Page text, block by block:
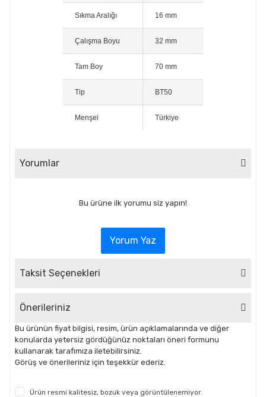
Sıkma Aralığı 16 mm
Çalışma Boyu 32 mm
Tam Boy 70 mm
Tip BT50
Menşei Türkiye
Yorumlar
Bu ürüne ilk yorumu siz yapın!
Yorum Yaz
Taksit Seçenekleri
Önerileriniz
Bu ürünün fiyat bilgisi, resim, ürün açıklamalarında ve diğer
konularda yetersiz gördüğünüz noktaları öneri formunu
kullanarak tarafımıza iletebilirsiniz.
Görüş ve önerileriniz için teşekkür ederiz.
Ürün resmi kalitesiz, bozuk veya görüntülenemiyor.